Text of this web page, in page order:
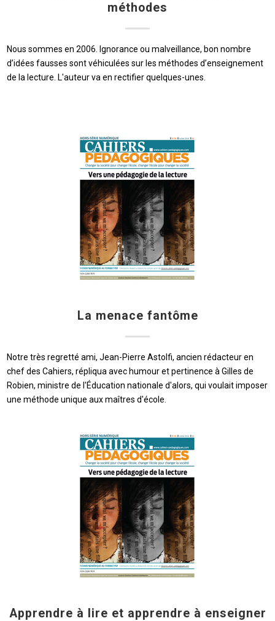
méthodes
Nous sommes en 2006. Ignorance ou malveillance, bon nombre
d’idées fausses sont véhiculées sur les méthodes d’enseignement
de la lecture. L'auteur va en rectifier quelques-unes.
La menace fantôme
Notre très regretté ami, Jean-Pierre Astolfi, ancien rédacteur en
chef des Cahiers, répliqua avec humour et pertinence à Gilles de
Robien, ministre de l'Éducation nationale d'alors, qui voulait imposer
une méthode unique aux maîtres d'école.
Apprendre à lire et apprendre à enseigner